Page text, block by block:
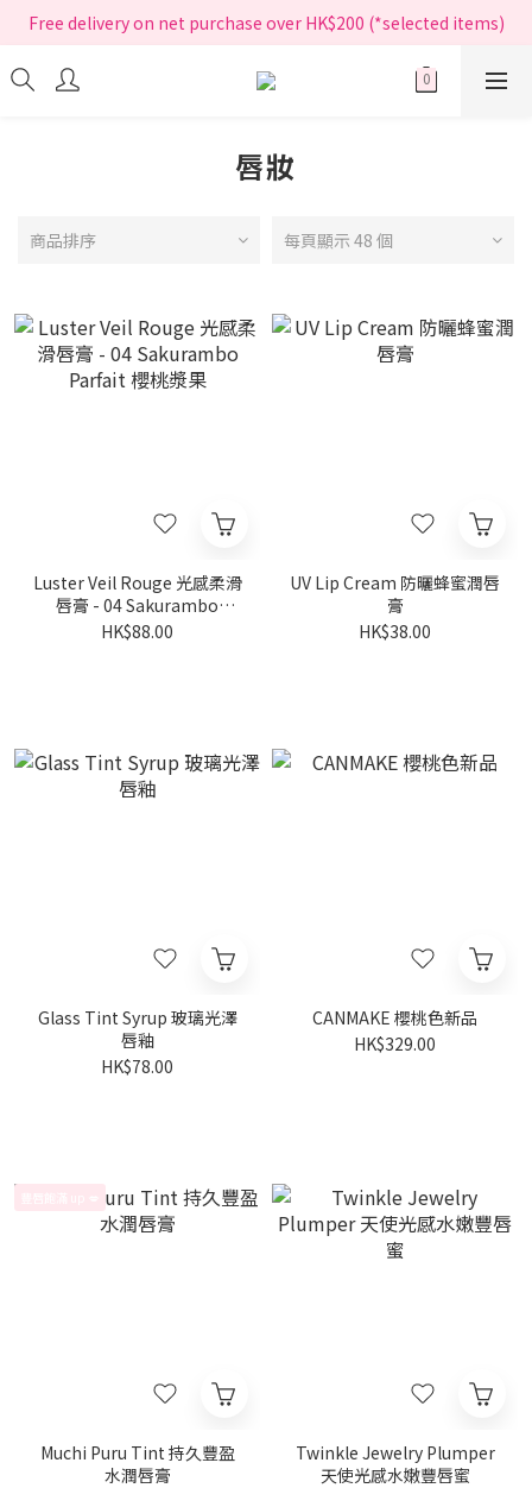
指定正價產品買滿$200享免運費
Free delivery on net purchase over HK$200 (*selected items)
指定正價產品買滿$200享免運費
唇妝
商品排序 每頁顯示 48 個
Luster Veil Rouge 光感柔滑
唇膏 - 04 Sakurambo
Parfait 櫻桃漿果
HK$88.00
UV Lip Cream 防曬蜂蜜潤唇
膏
HK$38.00
Glass Tint Syrup 玻璃光澤
唇釉
HK$78.00
CANMAKE 櫻桃色新品
HK$329.00
Muchi Puru Tint 持久豐盈
水潤唇膏
Twinkle Jewelry Plumper
天使光感水嫩豐唇蜜